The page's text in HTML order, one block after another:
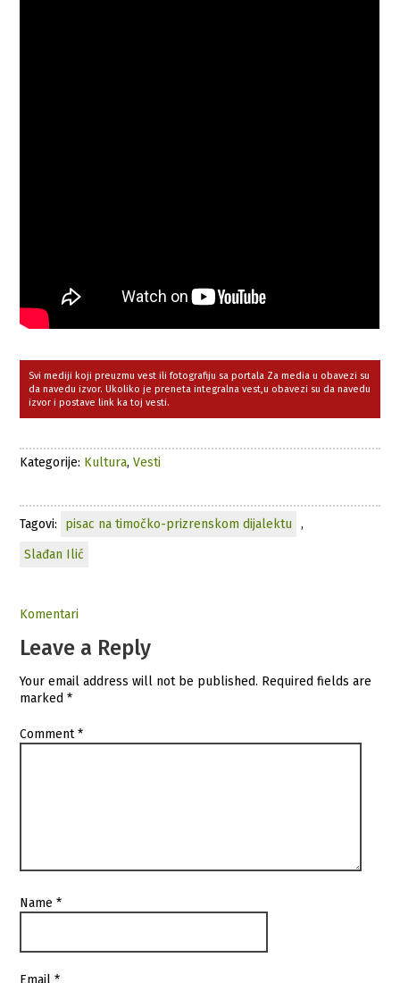
Svi mediji koji preuzmu vest ili fotografiju sa portala Za media u obavezi su
da navedu izvor. Ukoliko je preneta integralna vest,u obavezi su da navedu
izvor i postave link ka toj vesti.
Kategorije: Kultura,Vesti
Tagovi: pisac na timočko-prizrenskom dijalektu
,
Slađan Ilić
Komentari
Leave a Reply
Your email address will not be published. Required fields are
marked*
Comment*
Name*